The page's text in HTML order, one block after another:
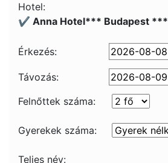
Hotel:
✔️ Anna Hotel*** Budapest ***
Érkezés:
Távozás:
Felnőttek száma:
Gyerekek száma:
Teljes név: